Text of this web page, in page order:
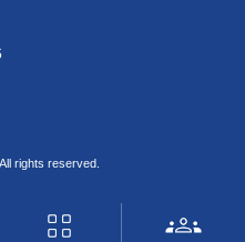
rights reserved.